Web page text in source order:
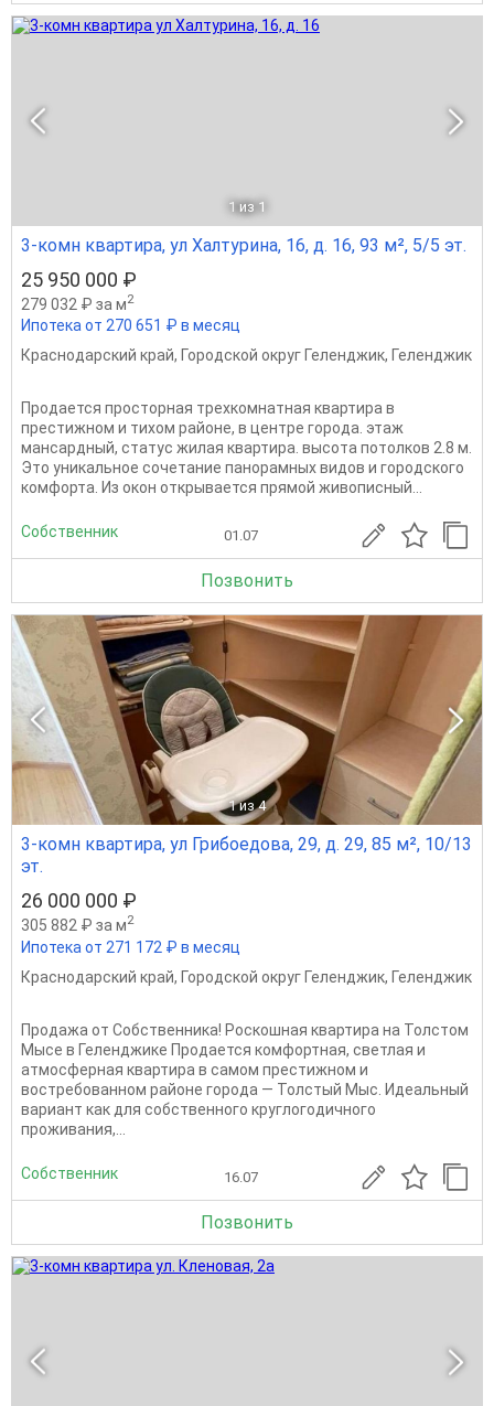
1 из 1
3-комн квартира, ул Халтурина, 16, д. 16, 93 м², 5/5 эт.
25 950 000 ₽
279 032 ₽ за м2
Ипотека от 270 651 ₽ в месяц
Краснодарский край, Городской округ Геленджик, Геленджик
Продается просторная трехкомнатная квартира в
престижном и тихом районе, в центре города. этаж
мансардный, статус жилая квартира. высота потолков 2.8 м.
Это уникальное сочетание панорамных видов и городского
комфорта. Из окон открывается прямой живописный...
Собственник 01.07
Позвонить
1 из 4
3-комн квартира, ул Грибоедова, 29, д. 29, 85 м², 10/13
эт.
26 000 000 ₽
305 882 ₽ за м2
Ипотека от 271 172 ₽ в месяц
Краснодарский край, Городской округ Геленджик, Геленджик
Продажа от Собственника! Роскошная квартира на Толстом
Мысе в Геленджике Продается комфортная, светлая и
атмосферная квартира в самом престижном и
востребованном районе города — Толстый Мыс. Идеальный
вариант как для собственного круглогодичного
проживания,...
Собственник 16.07
Позвонить